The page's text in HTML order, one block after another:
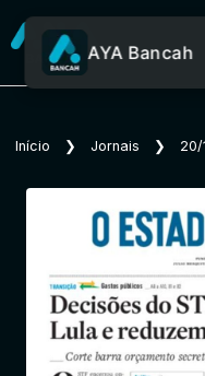
AYA Bancah
Início ❯ Jornais ❯ 20/